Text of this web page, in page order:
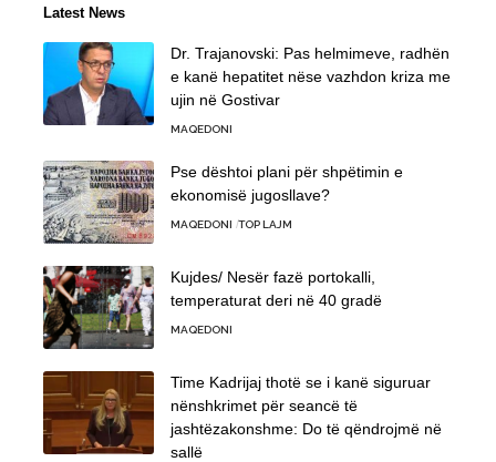
Latest News
Dr. Trajanovski: Pas helmimeve, radhën
e kanë hepatitet nëse vazhdon kriza me
ujin në Gostivar
MAQEDONI
Pse dështoi plani për shpëtimin e
ekonomisë jugosllave?
MAQEDONI TOP LAJM
Kujdes/ Nesër fazë portokalli,
temperaturat deri në 40 gradë
MAQEDONI
Time Kadrijaj thotë se i kanë siguruar
nënshkrimet për seancë të
jashtëzakonshme: Do të qëndrojmë në
sallë